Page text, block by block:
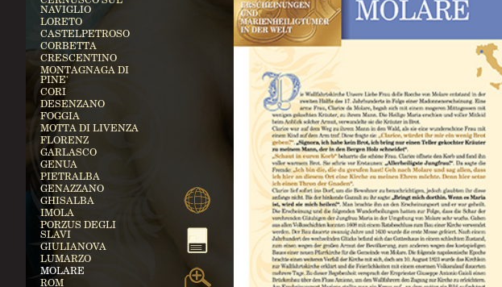
NAVIGLIO
LORETO
CASTELPETROSO
CORBETTA
CRESCENTINO
MONTAGNAGA DI
PINE'
CORI
DESENZANO
FOGGIA
MOTTA DI LIVENZA
FLORENZ
GARLASCO
GENUA
PIETRALBA
GENAZZANO
GHISALBA
IMOLA
PORZUS DEGLI
SLAVI
GIULIANOVA
LUMARZO
MOLARE
ROM